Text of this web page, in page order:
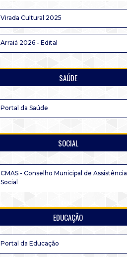
Virada Cultural 2025
Arraiá 2026 - Edital
SAÚDE
Portal da Saúde
SOCIAL
CMAS - Conselho Municipal de Assistência
Social
EDUCAÇÃO
Portal da Educação